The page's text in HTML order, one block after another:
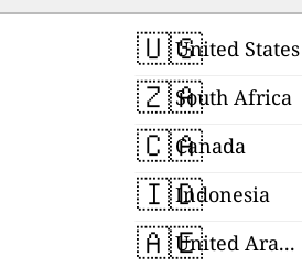
🇺🇸United States
🇿🇦South Africa
🇨🇦Canada
🇮🇩Indonesia
🇦🇪 United Arab Emirates